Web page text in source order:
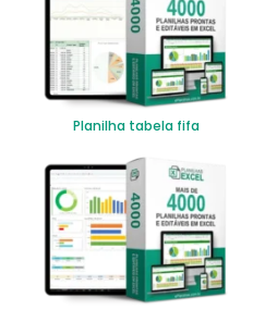
Planilha tabela fifa